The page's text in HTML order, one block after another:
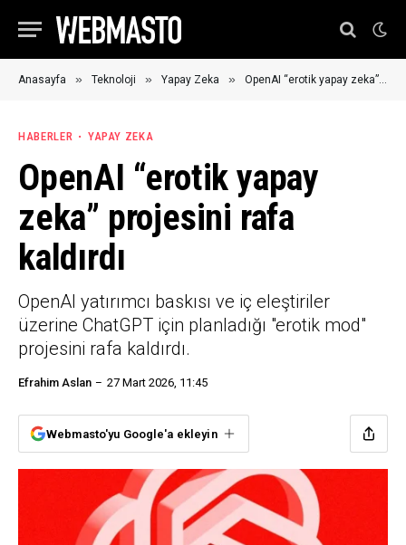
Anasayfa » Teknoloji » Yapay Zeka » OpenAI “erotik yapay zeka” projesini rafa kaldırdı
HABERLER YAPAY ZEKA
OpenAI “erotik yapay
zeka” projesini rafa
kaldırdı
OpenAI yatırımcı baskısı ve iç eleştiriler
üzerine ChatGPT için planladığı "erotik mod"
projesini rafa kaldırdı.
Efrahim Aslan 27 Mart 2026, 11:45
Webmasto'yu Google'a ekleyin